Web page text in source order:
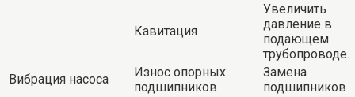
Кавитация
Увеличить
давление в
подающем
трубопроводе.
Вибрация насоса
Износ опорных
подшипников
Замена
подшипников